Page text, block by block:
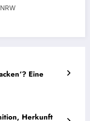
Eine
Herkunft